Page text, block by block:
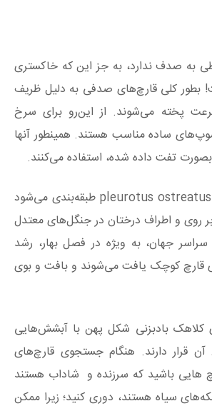
به صدف ندارد، به جز این که خاکستری
بطور کلی قارچ‌های صدفی به دلیل ظریف
پخته می‌شوند. از این‌رو برای سرخ
ساده مناسب هستند. همینطور آنها
بصورت تفت داده شده، استفاده می‌کنند.
در رده pleurotus ostreatus طبقه‌بندی می‌شود
روی و اطراف درختان در جنگل‌های معتدل
جهان، به ویژه در فصل بهار، رشد
قارچ کوچک یافت می‌شوند و بافت و بوی
کلاهک بادبزنی شکل پهن با آبشش‌هایی
قرار دارند. هنگام جستجوی قارچ‌های
هایی باشید که سرزنده و شاداب هستند
سیاه هستند، دوری کنید؛ زیرا ممکن